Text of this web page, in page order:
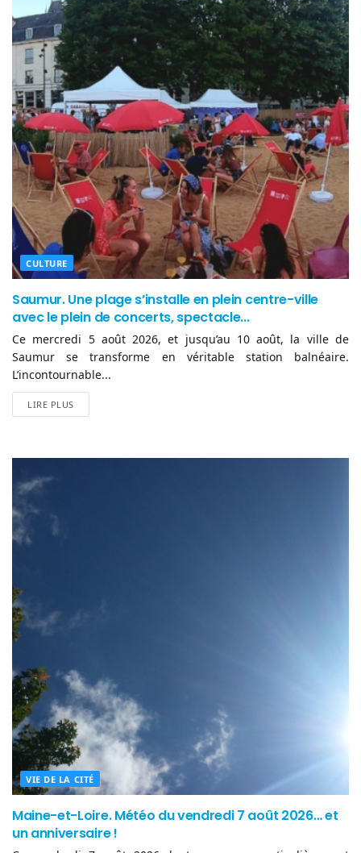
CULTURE
Saumur. Une plage s’installe en plein centre-ville
avec le plein de concerts, spectacle...
Ce mercredi 5 août 2026, et jusqu’au 10 août, la ville de
Saumur se transforme en véritable station balnéaire.
L’incontournable...
LIRE PLUS
VIE DE LA CITÉ
Maine-et-Loire. Météo du vendredi 7 août 2026… et
un anniversaire !